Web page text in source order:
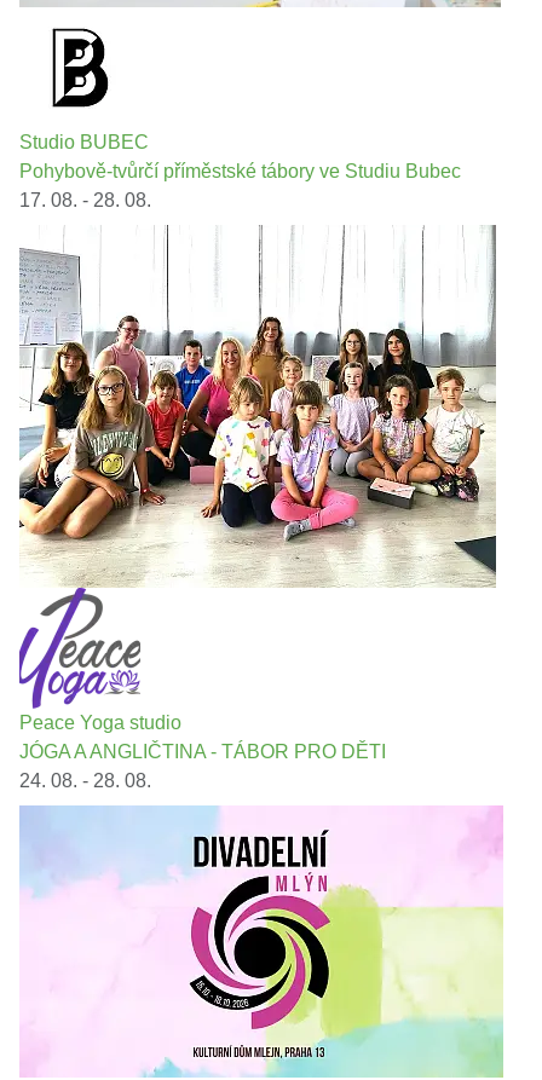
Studio BUBEC
Pohybově-tvůrčí příměstské tábory ve Studiu Bubec
17. 08. - 28. 08.
Peace Yoga studio
JÓGA A ANGLIČTINA - TÁBOR PRO DĚTI
24. 08. - 28. 08.